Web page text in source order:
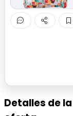
Detalles de la